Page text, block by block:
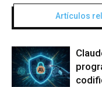
Artículos